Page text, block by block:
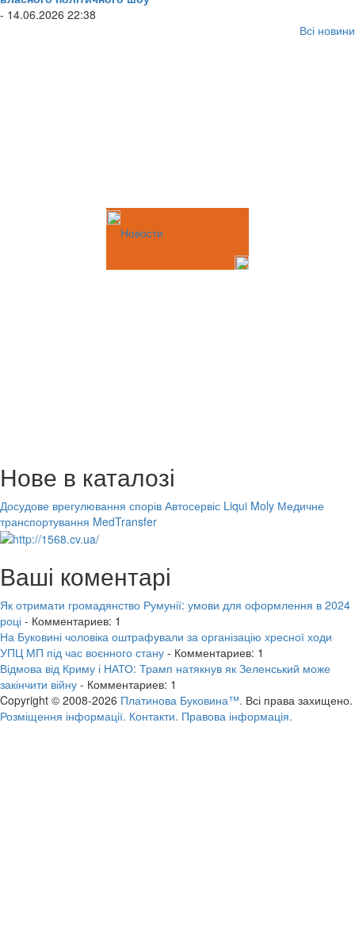
- 14.06.2026 22:38
Всі новини
Новости
Нове в каталозі
Досудове врегулювання спорів Автосервіс Liqui Moly Медичне
транспортування MedTransfer
Ваші коментарі
Як отримати громадянство Румунії: умови для оформлення в 2024
році - Комментариев: 1
На Буковині чоловіка оштрафували за організацію хресної ходи
УПЦ МП під час воєнного стану - Комментариев: 1
Відмова від Криму і НАТО: Трамп натякнув як Зеленський може
закінчити війну - Комментариев: 1
Copyright © 2008-2026 Платинова Буковина™. Всі права захищено.
Розміщення інформації. Контакти. Правова інформація.